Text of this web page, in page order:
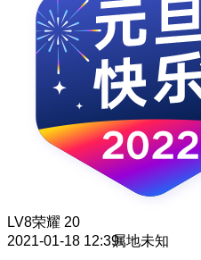
LV8荣耀 20
2021-01-18 12:39属地未知